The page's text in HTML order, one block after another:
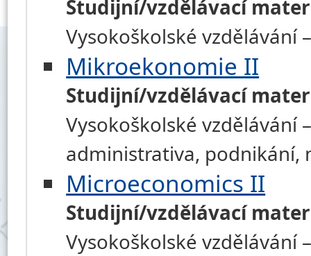
Studijní/vzdělávací
Vysokoškolské vzdělávání
Mikroekonomie II
Studijní/vzdělávací
Vysokoškolské vzdělávání
administrativa,
Microeconomics II
Studijní/vzdělávací
Vysokoškolské vzdělávání